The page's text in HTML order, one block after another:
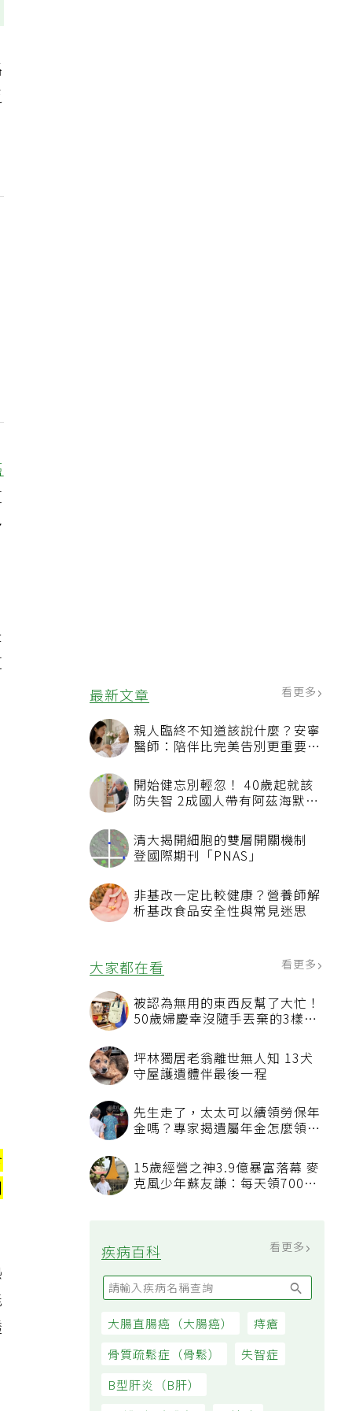
最新文章 看更多
親人臨終不知道該說什麼？安寧
醫師：陪伴比完美告別更重要，
開始健忘別輕忽！ 40歲起就該
防失智 2成國人帶有阿茲海默症
清大揭開細胞的雙層開關機制
登國際期刊「PNAS」
非基改一定比較健康？營養師解
析基改食品安全性與常見迷思
大家都在看
被認為無用的東西反幫了大忙！
50歲婦慶幸沒隨手丟棄的3樣物
坪林獨居老翁離世無人知 13犬
守屋護遺體伴最後一程
先生走了，太太可以續領勞保年
看順位還要看資格
15歲經營之神3.9億暴富落幕 麥
疾病百科